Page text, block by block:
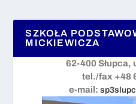
SZKOŁA
MICKIEWICZA
62-400 Słupca,
tel./fax +48
e-mail: